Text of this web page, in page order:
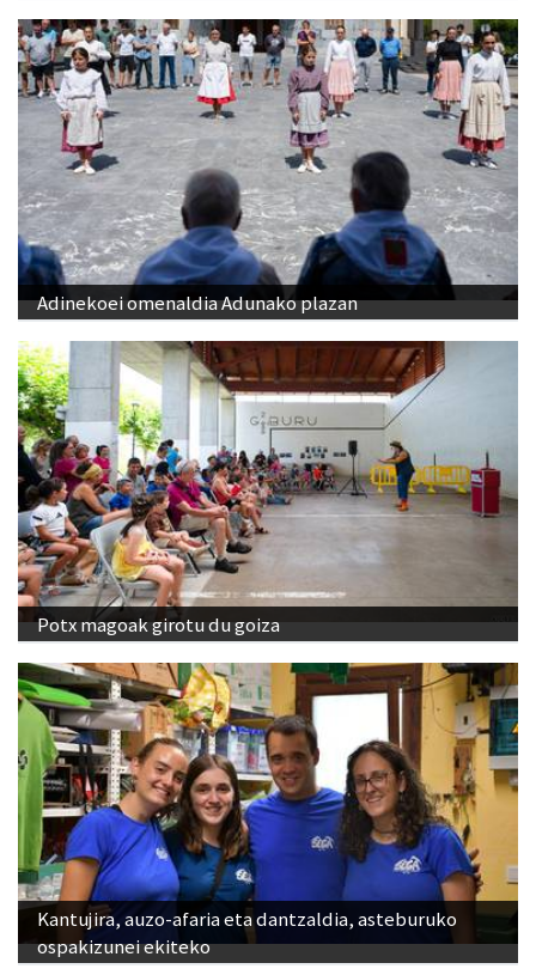
Adinekoei omenaldia Adunako plazan
Potx magoak girotu du goiza
Kantujira, auzo-afaria eta dantzaldia, asteburuko
ospakizunei ekiteko